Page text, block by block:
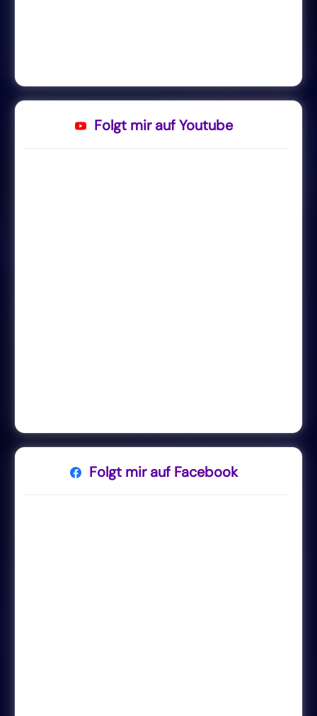
Folgt mir auf Youtube
Folgt mir auf Facebook